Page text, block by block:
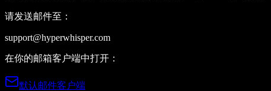
请发送邮件至：
support@hyperwhisper.com
在你的邮箱客户端中打开：
默认邮件客户端